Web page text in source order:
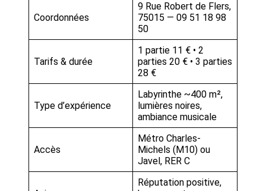
Coordonnées
9 Rue Robert de Flers,
75015 — 09 51 18 98
50
Tarifs & durée
1 partie 11 € • 2
parties 20 € • 3 parties
28 €
Type d’expérience
Labyrinthe ~400 m²,
lumières noires,
ambiance musicale
Accès
Métro Charles-
Michels (M10) ou
Javel, RER C
Réputation positive,